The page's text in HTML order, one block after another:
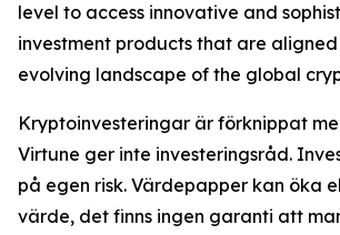
level to access innovative and
investment products that are
evolving landscape of the global
Kryptoinvesteringar är förknippat
Virtune ger inte investeringsråd.
på egen risk. Värdepapper kan öka
värde, det finns ingen garanti att